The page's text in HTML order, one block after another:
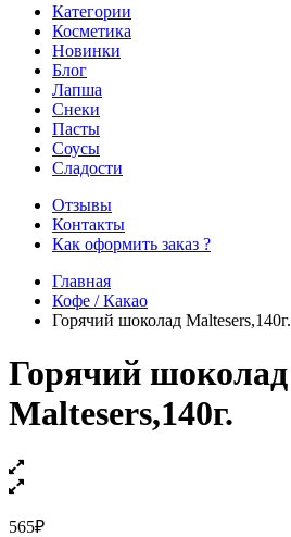
Категории
Косметика
Новинки
Блог
Лапша
Снеки
Пасты
Соусы
Сладости
Отзывы
Контакты
Как оформить заказ ?
Главная
Кофе / Какао
Горячий шоколад Maltesers,140г.
Горячий шоколад
Maltesers,140г.
565₽